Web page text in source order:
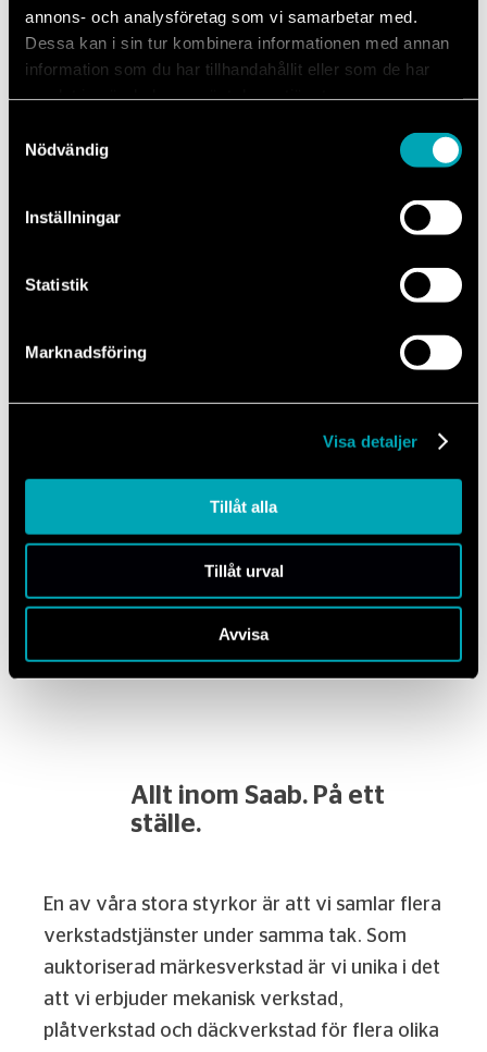
annons- och analysföretag som vi samarbetar med.
Dessa kan i sin tur kombinera informationen med annan
information som du har tillhandahållit eller som de har
Nödvändig
Inställningar
Statistik
Marknadsföring
Visa detaljer
Tillåt alla
Tillåt urval
Avvisa
service, felsökning eller mer omfattande
reparationer kan du känna dig trygg med att
din bil är i rätt händer.
Trygghet när olyckan är
från mindre plåtskador till mer omfattande
reparationer och samarbetar med
försäkringsbolag för att göra processen så
smidig som möjligt. Med moderna metoder
och noggrant arbete ser vi till att din bil
återställs till sitt ursprungliga skick.
Allt inom Saab. På ett
ställe.
En av våra stora styrkor är att vi samlar flera
verkstadstjänster under samma tak. Som
auktoriserad märkesverkstad är vi unika i det
att vi erbjuder mekanisk verkstad,
plåtverkstad och däckverkstad för flera olika